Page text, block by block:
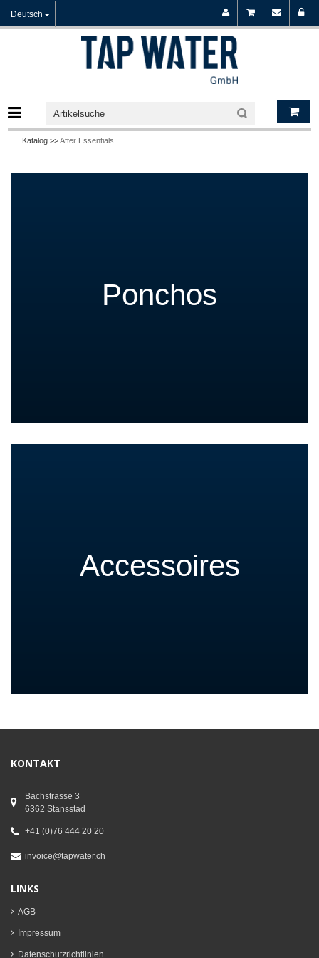
Deutsch
Katalog >>After Essentials
Ponchos
Accessoires
KONTAKT
Bachstrasse 3
6362 Stansstad
+41 (0)76 444 20 20
invoice@tapwater.ch
LINKS
AGB
Impressum
Datenschutzrichtlinien